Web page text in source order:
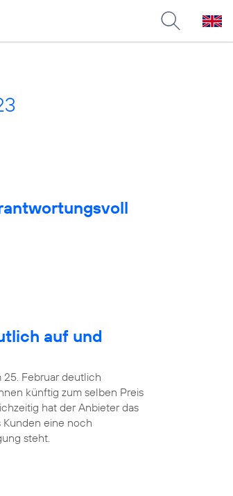
auf und
25. Februar deutlich
künftig zum selben Preis
hat der Anbieter das
Kunden eine noch
steht.